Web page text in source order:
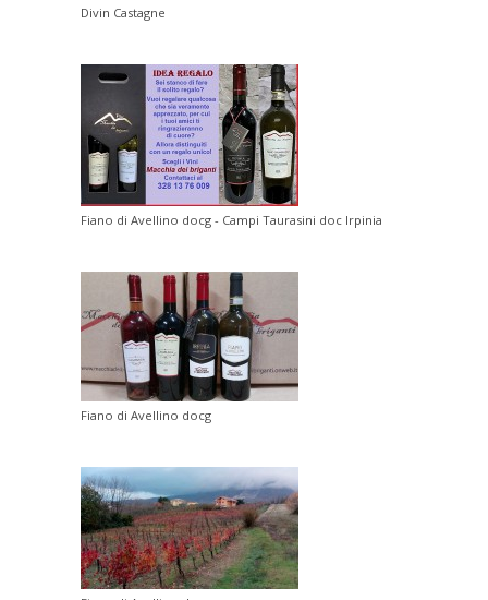
Divin Castagne
Fiano di Avellino docg - Campi Taurasini doc Irpinia
Fiano di Avellino docg